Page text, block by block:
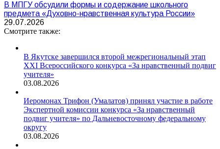
В МПГУ обсудили формы и содержание школьного
предмета «Духовно-нравственная культура России»
29.07.2026
Смотрите также:
В Якутске завершился второй межрегиональный этап
XXI Всероссийского конкурса «За нравственный подвиг
учителя»
03.08.2026
Иеромонах Трифон (Умалатов) принял участие в работе
Экспертной комиссии конкурса «За нравственный
подвиг учителя» по Дальневосточному федеральному
округу
03.08.2026